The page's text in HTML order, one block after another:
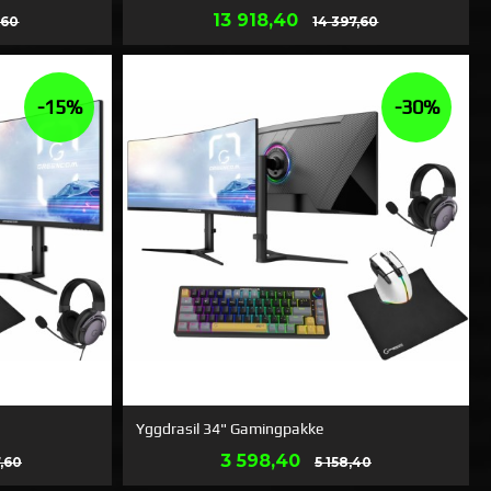
Rabatt@ Erbjudande
13 918,40 14 397,60Rabatt@
Rabatt@
-15%
Yggdrasil 34" Gamingpakke
Erbjudande
3 598,40 5 158,40Rabatt@
-30%